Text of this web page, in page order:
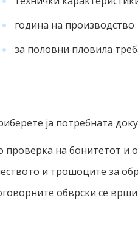
година на производство
за половни пловила
ја потребната
проверка на бонитетот и
и трошоците за
обврски се